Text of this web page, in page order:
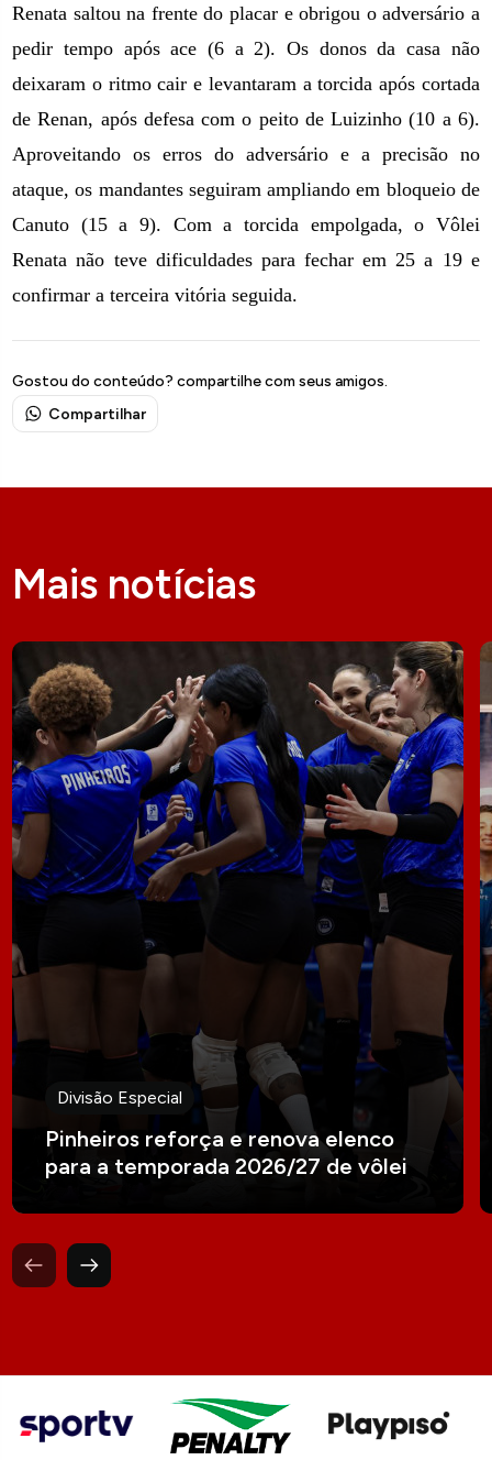
Renata saltou na frente do placar e obrigou o adversário a
pedir tempo após ace (6 a 2). Os donos da casa não
deixaram o ritmo cair e levantaram a torcida após cortada
de Renan, após defesa com o peito de Luizinho (10 a 6).
Aproveitando os erros do adversário e a precisão no
ataque, os mandantes seguiram ampliando em bloqueio de
Canuto (15 a 9). Com a torcida empolgada, o Vôlei
Renata não teve dificuldades para fechar em 25 a 19 e
confirmar a terceira vitória seguida.
Gostou do conteúdo? compartilhe com seus amigos.
Compartilhar
Mais notícias
Divisão Especial
Pinheiros reforça e renova elenco
para a temporada 2026/27 de vôlei